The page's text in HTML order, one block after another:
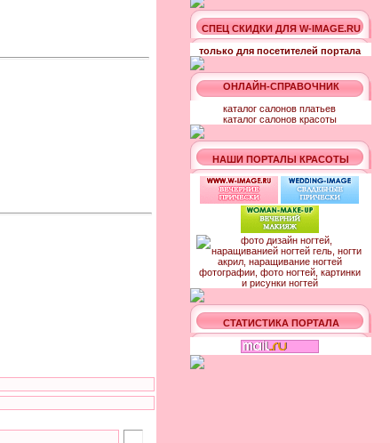
СПЕЦ СКИДКИ ДЛЯ W-IMAGE.RU
только для посетителей портала
ОНЛАЙН-СПРАВОЧНИК
каталог салонов платьев
каталог салонов красоты
НАШИ ПОРТАЛЫ КРАСОТЫ
СТАТИСТИКА ПОРТАЛА